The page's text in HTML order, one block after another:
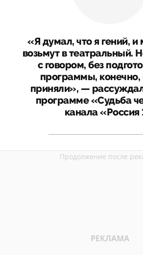
«Я думал, что я гений, и
возьмут в театральный.
с говором, без
программы, конечно,
приняли», —
программе «Судьба
канала «Россия